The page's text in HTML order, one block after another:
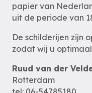
papier van
uit de periode van
De schilderijen zijn
zodat wij u
Ruud van der
Rotterdam